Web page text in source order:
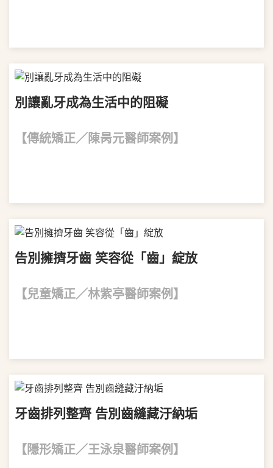
別讓亂牙成為生活中的阻礙
【傳統矯正／陳昺元醫師案例】
告別擁擠牙齒 笑容從「齒」綻放
【兒童矯正／林紫亭醫師案例】
牙齒排列整齊 告別齒縫藏汙納垢
【隱形矯正／王泳泉醫師案例】